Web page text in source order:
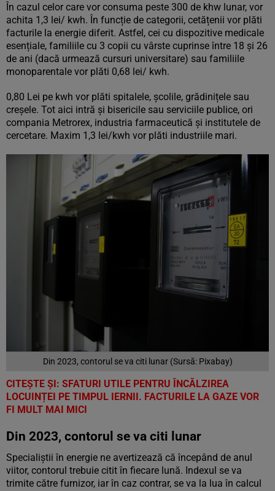
În cazul celor care vor consuma peste 300 de khw lunar, vor
achita 1,3 lei/ kwh. În funcție de categorii, cetățenii vor plăti
facturile la energie diferit. Astfel, cei cu dispozitive medicale
esențiale, familiile cu 3 copii cu vârste cuprinse între 18 și 26
de ani (dacă urmează cursuri universitare) sau familiile
monoparentale vor plăti 0,68 lei/ kwh.
0,80 Lei pe kwh vor plăti spitalele, școlile, grădinițele sau
creșele. Tot aici intră și bisericile sau serviciile publice, ori
compania Metrorex, industria farmaceutică și institutele de
cercetare. Maxim 1,3 lei/kwh vor plăti industriile mari.
Din 2023, contorul se va citi lunar (Sursă: Pixabay)
CITEȘTE ȘI: SFATURI UTILE PENTRU ÎNCĂLZIREA
LOCUINȚEI PE TIMPUL IERNII. FACTURILE LA GAZE VOR
FI MULT MAI MICI
Din 2023, contorul se va citi lunar
Specialiștii în energie ne avertizează că începând de anul
viitor, contorul trebuie citit în fiecare lună. Indexul se va
trimite către furnizor, iar în caz contrar, se va la lua în calcul